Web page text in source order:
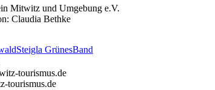
GrünesBand
Mitwitz und Umgebung e.V.
Claudia Bethke
tourismus.de
tourismus.de